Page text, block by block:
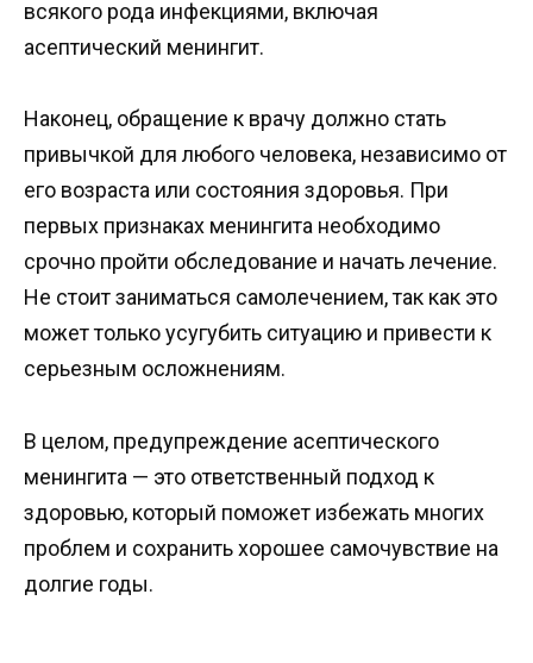
всякого рода инфекциями, включая
асептический менингит.
Наконец, обращение к врачу должно стать
привычкой для любого человека, независимо от
его возраста или состояния здоровья. При
первых признаках менингита необходимо
срочно пройти обследование и начать лечение.
Не стоит заниматься самолечением, так как это
может только усугубить ситуацию и привести к
серьезным осложнениям.
В целом, предупреждение асептического
менингита — это ответственный подход к
здоровью, который поможет избежать многих
проблем и сохранить хорошее самочувствие на
долгие годы.